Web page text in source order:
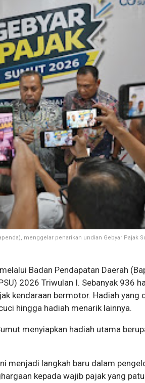
menggelar penarikan undian Gebyar Pajak
Badan Pendapatan Daerah
2026 Triwulan I. Sebanyak 936
kendaraan bermotor. Hadiah yang
hingga hadiah menarik lainnya.
menyiapkan hadiah utama
menjadi langkah baru dalam
kepada wajib pajak yang